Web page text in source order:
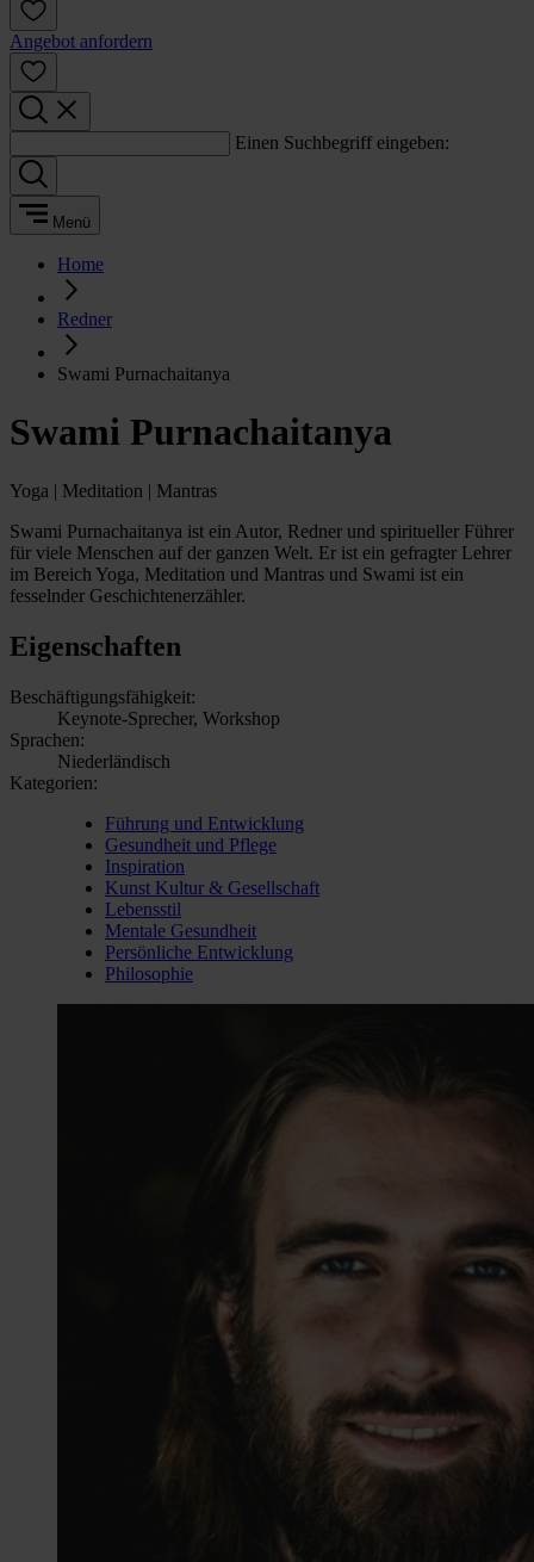
Angebot anfordern
Einen Suchbegriff eingeben:
Menü
Home
Redner
Swami Purnachaitanya
Swami Purnachaitanya
Yoga | Meditation | Mantras
Swami Purnachaitanya ist ein Autor, Redner und spiritueller Führer
für viele Menschen auf der ganzen Welt. Er ist ein gefragter Lehrer
im Bereich Yoga, Meditation und Mantras und Swami ist ein
fesselnder Geschichtenerzähler.
Eigenschaften
Beschäftigungsfähigkeit:
Keynote-Sprecher, Workshop
Sprachen:
Niederländisch
Kategorien:
Führung und Entwicklung
Gesundheit und Pflege
Inspiration
Kunst Kultur & Gesellschaft
Lebensstil
Mentale Gesundheit
Persönliche Entwicklung
Philosophie